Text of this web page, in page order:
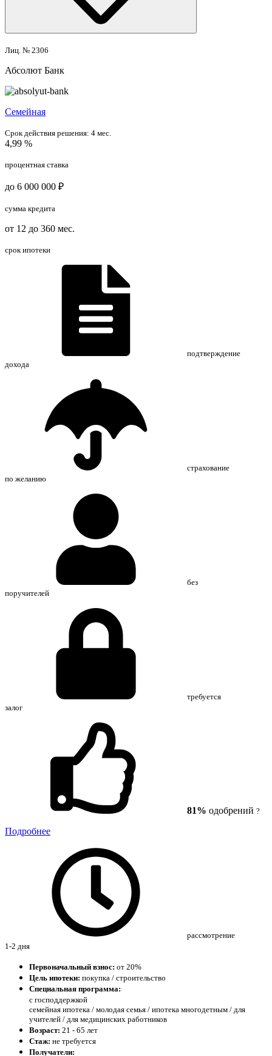
Лиц. № 2306
Абсолют Банк
Семейная
Срок действия решения: 4 мес.
4,99 %
процентная ставка
до 6 000 000 ₽
сумма кредита
от 12 до 360 мес.
срок ипотеки
подтверждение
дохода
страхование
по желанию
без
поручителей
требуется
залог
81% одобрений ?
Подробнее
рассмотрение
1-2 дня
Первоначальный взнос: от 20%
Цель ипотеки: покупка / строительство
Специальная программа:
с господдержкой
семейная ипотека / молодая семья / ипотека многодетным / для
учителей / для медицинских работников
Возраст: 21 - 65 лет
Стаж: не требуется
Получатели: